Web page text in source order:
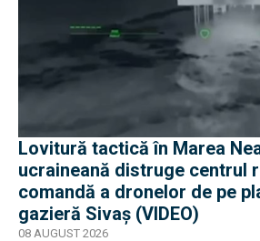
Lovitură tactică în Marea
ucraineană distruge centrul
comandă a dronelor de pe
gazieră Sivaș (VIDEO)
08 AUGUST 2026